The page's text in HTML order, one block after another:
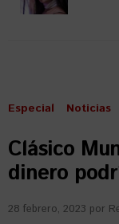
Especial Noticias
Clásico
dinero
28 febrero, 2023 por